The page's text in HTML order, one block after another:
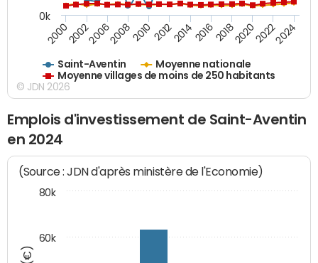
Saint-Aventin
Moyenne nationale
Moyenne villages de moins de 250 habitants
20002002200620082010 2012201420162018202020222024
0k
© JDN 2026
Emplois d'investissement de Saint-Aventin
en 2024
(Source : JDN d'après ministère de l'Economie)
60k
80k